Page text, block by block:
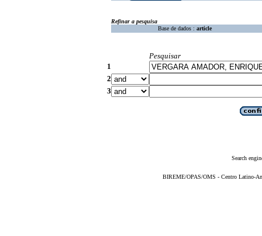
Refinar a pesquisa
Base de dados : article
Pesquisar
1
2
3
Search
BIREME/OPAS/OMS - Centro Latino-